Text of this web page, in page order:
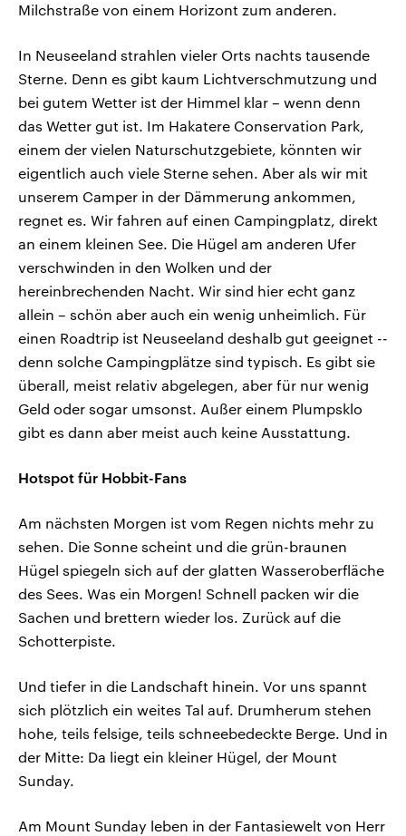
Milchstraße von einem Horizont zum anderen.
In Neuseeland strahlen vieler Orts nachts tausende
Sterne. Denn es gibt kaum Lichtverschmutzung und
bei gutem Wetter ist der Himmel klar – wenn denn
das Wetter gut ist. Im Hakatere Conservation Park,
einem der vielen Naturschutzgebiete, könnten wir
eigentlich auch viele Sterne sehen. Aber als wir mit
unserem Camper in der Dämmerung ankommen,
regnet es. Wir fahren auf einen Campingplatz, direkt
an einem kleinen See. Die Hügel am anderen Ufer
verschwinden in den Wolken und der
hereinbrechenden Nacht. Wir sind hier echt ganz
allein – schön aber auch ein wenig unheimlich. Für
einen Roadtrip ist Neuseeland deshalb gut geeignet --
denn solche Campingplätze sind typisch. Es gibt sie
überall, meist relativ abgelegen, aber für nur wenig
Geld oder sogar umsonst. Außer einem Plumpsklo
gibt es dann aber meist auch keine Ausstattung.
Hotspot für Hobbit-Fans
Am nächsten Morgen ist vom Regen nichts mehr zu
sehen. Die Sonne scheint und die grün-braunen
Hügel spiegeln sich auf der glatten Wasseroberfläche
des Sees. Was ein Morgen! Schnell packen wir die
Sachen und brettern wieder los. Zurück auf die
Schotterpiste.
Und tiefer in die Landschaft hinein. Vor uns spannt
sich plötzlich ein weites Tal auf. Drumherum stehen
hohe, teils felsige, teils schneebedeckte Berge. Und in
der Mitte: Da liegt ein kleiner Hügel, der Mount
Sunday.
Am Mount Sunday leben in der Fantasiewelt von Herr